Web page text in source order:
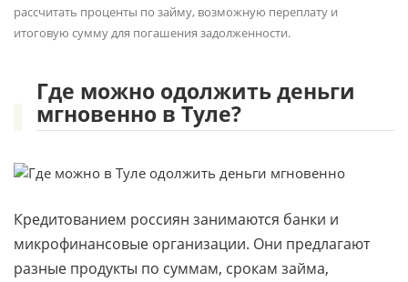
рассчитать проценты по займу, возможную переплату и
итоговую сумму для погашения задолженности.
Где можно одолжить деньги
мгновенно в Туле?
Кредитованием россиян занимаются банки и
микрофинансовые организации. Они предлагают
разные продукты по суммам, срокам займа,